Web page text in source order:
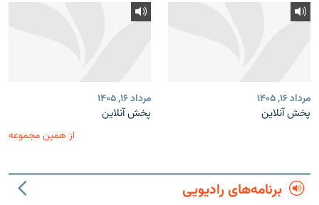
مرداد ۱۶, ۱۴۰۵
پخش آنلاین
مرداد ۱۶, ۱۴۰۵
پخش آنلاین
از همین مجموعه
برنامه‌های رادیویی